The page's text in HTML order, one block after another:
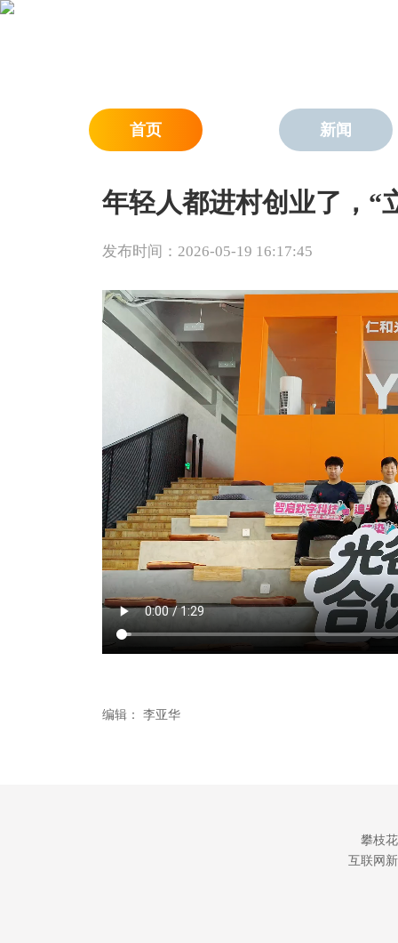
首页 新闻
年轻人都进村创业了，“
发布时间：2026-05-19 16:17:45
编辑： 李亚华
攀枝
互联网